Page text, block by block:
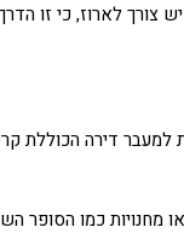
לארוז, כי זו
דירה הכוללת
כמו הסופר